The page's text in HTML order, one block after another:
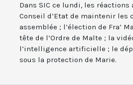
Dans SIC ce lundi, les
Conseil d’Etat de maintenir les
assemblée ; l’élection de Fra’
tête de l’Ordre de Malte ; la
l’intelligence artificielle ; le
sous la protection de Marie.